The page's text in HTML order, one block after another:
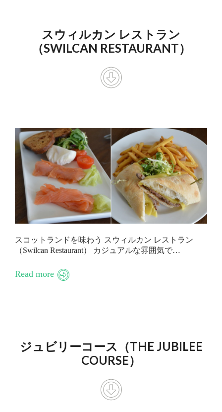
スウィルカン レストラン
（SWILCAN RESTAURANT）
スコットランドを味わう スウィルカン レストラン
（Swilcan Restaurant） カジュアルな雰囲気で…
Read more
ジュビリーコース（THE JUBILEE
COURSE）